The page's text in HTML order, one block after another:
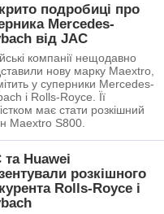
подробиці про
Mercedes-
від JAC
компанії нещодавно
нову марку Maextro,
у суперники Mercedes-
і Rolls-Royce. Її
має стати розкішний
Maextro S800.
та Huawei
розкішного
Rolls-Royce і